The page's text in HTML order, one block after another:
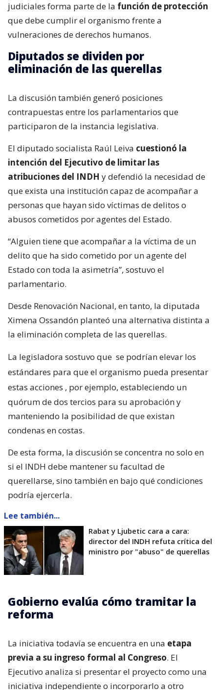
judiciales forma parte de la función de protección
que debe cumplir el organismo frente a
vulneraciones de derechos humanos.
Diputados se dividen por
eliminación de las querellas
La discusión también generó posiciones
contrapuestas entre los parlamentarios que
participaron de la instancia legislativa.
El diputado socialista Raúl Leiva cuestionó la
intención del Ejecutivo de limitar las
atribuciones del INDH y defendió la necesidad de
que exista una institución capaz de acompañar a
personas que hayan sido víctimas de delitos o
abusos cometidos por agentes del Estado.
“Alguien tiene que acompañar a la víctima de un
delito que ha sido cometido por un agente del
Estado con toda la asimetría”, sostuvo el
parlamentario.
Desde Renovación Nacional, en tanto, la diputada
Ximena Ossandón planteó una alternativa distinta a
la eliminación completa de las querellas.
La legisladora sostuvo que se podrían elevar los
estándares para que el organismo pueda presentar
estas acciones , por ejemplo, estableciendo un
quórum de dos tercios para su aprobación y
manteniendo la posibilidad de que existan
condenas en costas.
De esta forma, la discusión se concentra no solo en
si el INDH debe mantener su facultad de
querellarse, sino también en bajo qué condiciones
podría ejercerla.
Lee también...
Rabat y Ljubetic cara a cara:
director del INDH refuta crítica del
ministro por "abuso" de querellas
Gobierno evalúa cómo tramitar la
reforma
La iniciativa todavía se encuentra en una etapa
previa a su ingreso formal al Congreso. El
Ejecutivo analiza si presentar el proyecto como una
iniciativa independiente o incorporarlo a otro